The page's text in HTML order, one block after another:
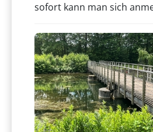
sofort kann man sich